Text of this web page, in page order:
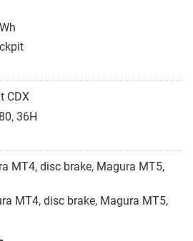
CDX
36H
MT4, disc brake, Magura MT5,
MT4, disc brake, Magura MT5,